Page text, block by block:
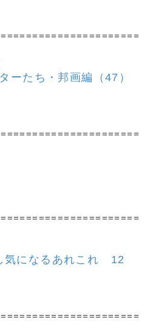
ーたち・邦画編（47）
気になるあれこれ 12